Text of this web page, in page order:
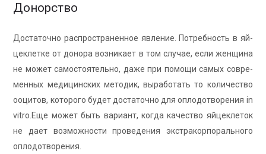
Донорство
До­ста­точ­но рас­про­стра­нен­ное яв­ле­ние. По­треб­ность в яй­
це­клет­ке от до­но­ра воз­ни­ка­ет в том слу­чае, если жен­щи­на
не может са­мо­сто­я­тель­но, даже при по­мо­щи самых со­вре­
мен­ных ме­ди­цин­ских ме­то­дик, вы­ра­бо­тать то ко­ли­че­ство
ооци­тов, ко­то­ро­го будет до­ста­точ­но для опло­до­тво­ре­ния in
vitro.Еще может быть ва­ри­ант, когда ка­че­ство яй­це­кле­ток
не дает воз­мож­но­сти про­ве­де­ния экс­тра­кор­по­раль­но­го
опло­до­тво­ре­ния.